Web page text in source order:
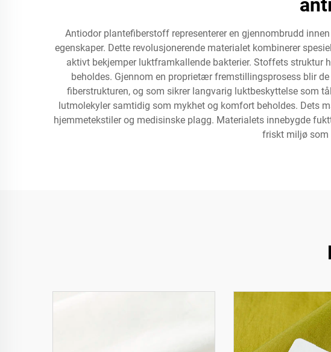
Antiodor plantefiberstoff representerer en gjennombrudd
egenskaper. Dette revolusjonerende materialet kombinerer
aktivt bekjemper luktframkallende bakterier. Stoffets struktur
beholdes. Gjennom en proprietær fremstillingsprosess blir
fiberstrukturen, og som sikrer langvarig luktbeskyttelse som
lutmolekyler samtidig som mykhet og komfort beholdes. Dets
hjemmetekstiler og medisinske plagg. Materialets innebygde
friskt miljø som